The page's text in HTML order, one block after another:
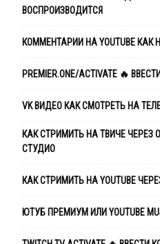
ВОСПРОИЗВОДИТСЯ
КОММЕНТАРИИ НА YOUTUBE
PREMIER.ONE/ACTIVATE 🔥
VK ВИДЕО КАК СМОТРЕТЬ НА
КАК СТРИМИТЬ НА ТВИЧЕ ЧЕРЕЗ
СТУДИО
КАК СТРИМИТЬ НА YOUTUBE
ЮТУБ ПРЕМИУМ ИЛИ YOUTUBE